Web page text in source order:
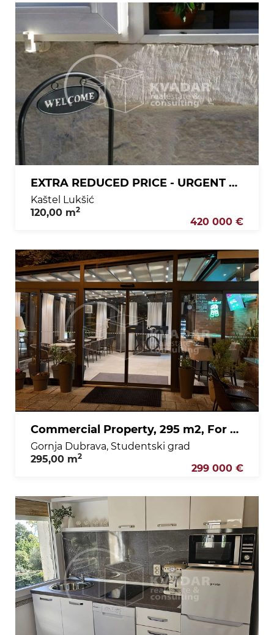
EXTRA REDUCED PRICE - URGENT SALE - Stone house with terrace - completely renovated - 50m from the sea
Kaštel Lukšić
120,00 m2
420 000 €
Commercial Property, 295 m2, For Sale, Gornja Dubrava - Studentski grad
Gornja Dubrava, Studentski grad
295,00 m2
299 000 €